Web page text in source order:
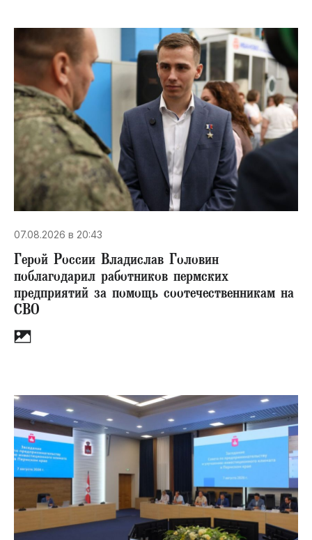
07.08.2026 в 20:43
Герой России Владислав Головин
поблагодарил работников пермских
предприятий за помощь соотечественникам на
СВО